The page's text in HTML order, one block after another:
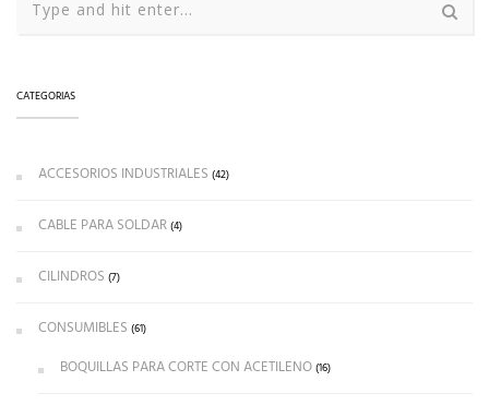
CATEGORIAS
ACCESORIOS INDUSTRIALES (42)
CABLE PARA SOLDAR(4)
CILINDROS (7)
CONSUMIBLES (61)
BOQUILLAS PARA CORTE CON ACETILENO(16)